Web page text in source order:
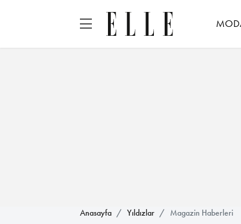
Anasayfa Yıldızlar Magazin Haberleri